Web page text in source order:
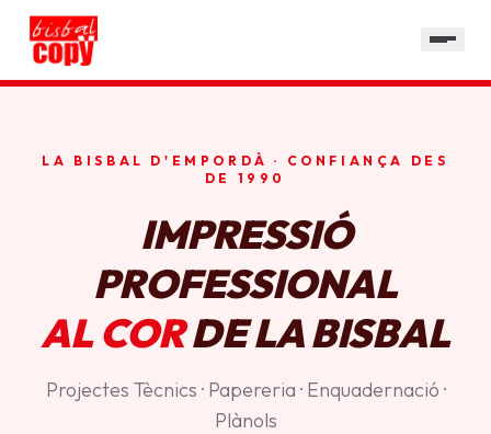
HORARI
LA BISBAL D'EMPORDÀ · CONFIANÇA DES
DE 1990
IMPRESSIÓ
PROFESSIONAL
AL CORDE LA BISBAL
Projectes Tècnics · Papereria · Enquadernació ·
Plànols